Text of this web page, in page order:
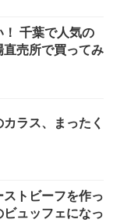
千葉で人気の
直売所で買ってみ
ラス、まったく
トビーフを作っ
ュッフェになっ